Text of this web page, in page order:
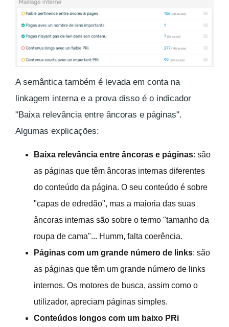
A semântica também é levada em conta na
linkagem interna e a prova disso é o indicador
"Baixa relevância entre âncoras e páginas".
Algumas explicações:
Baixa relevância entre âncoras e páginas: são
as páginas que têm âncoras internas diferentes
do conteúdo da página. O seu conteúdo é sobre
"capas de edredão", mas a maioria das suas
âncoras internas são sobre o termo "tamanho da
roupa de cama"... Humm, falta coerência.
Páginas com um grande número de links: são
as páginas que têm um grande número de links
internos. Os motores de busca, assim como o
utilizador, apreciam páginas simples.
Conteúdos longos com um baixo PRi